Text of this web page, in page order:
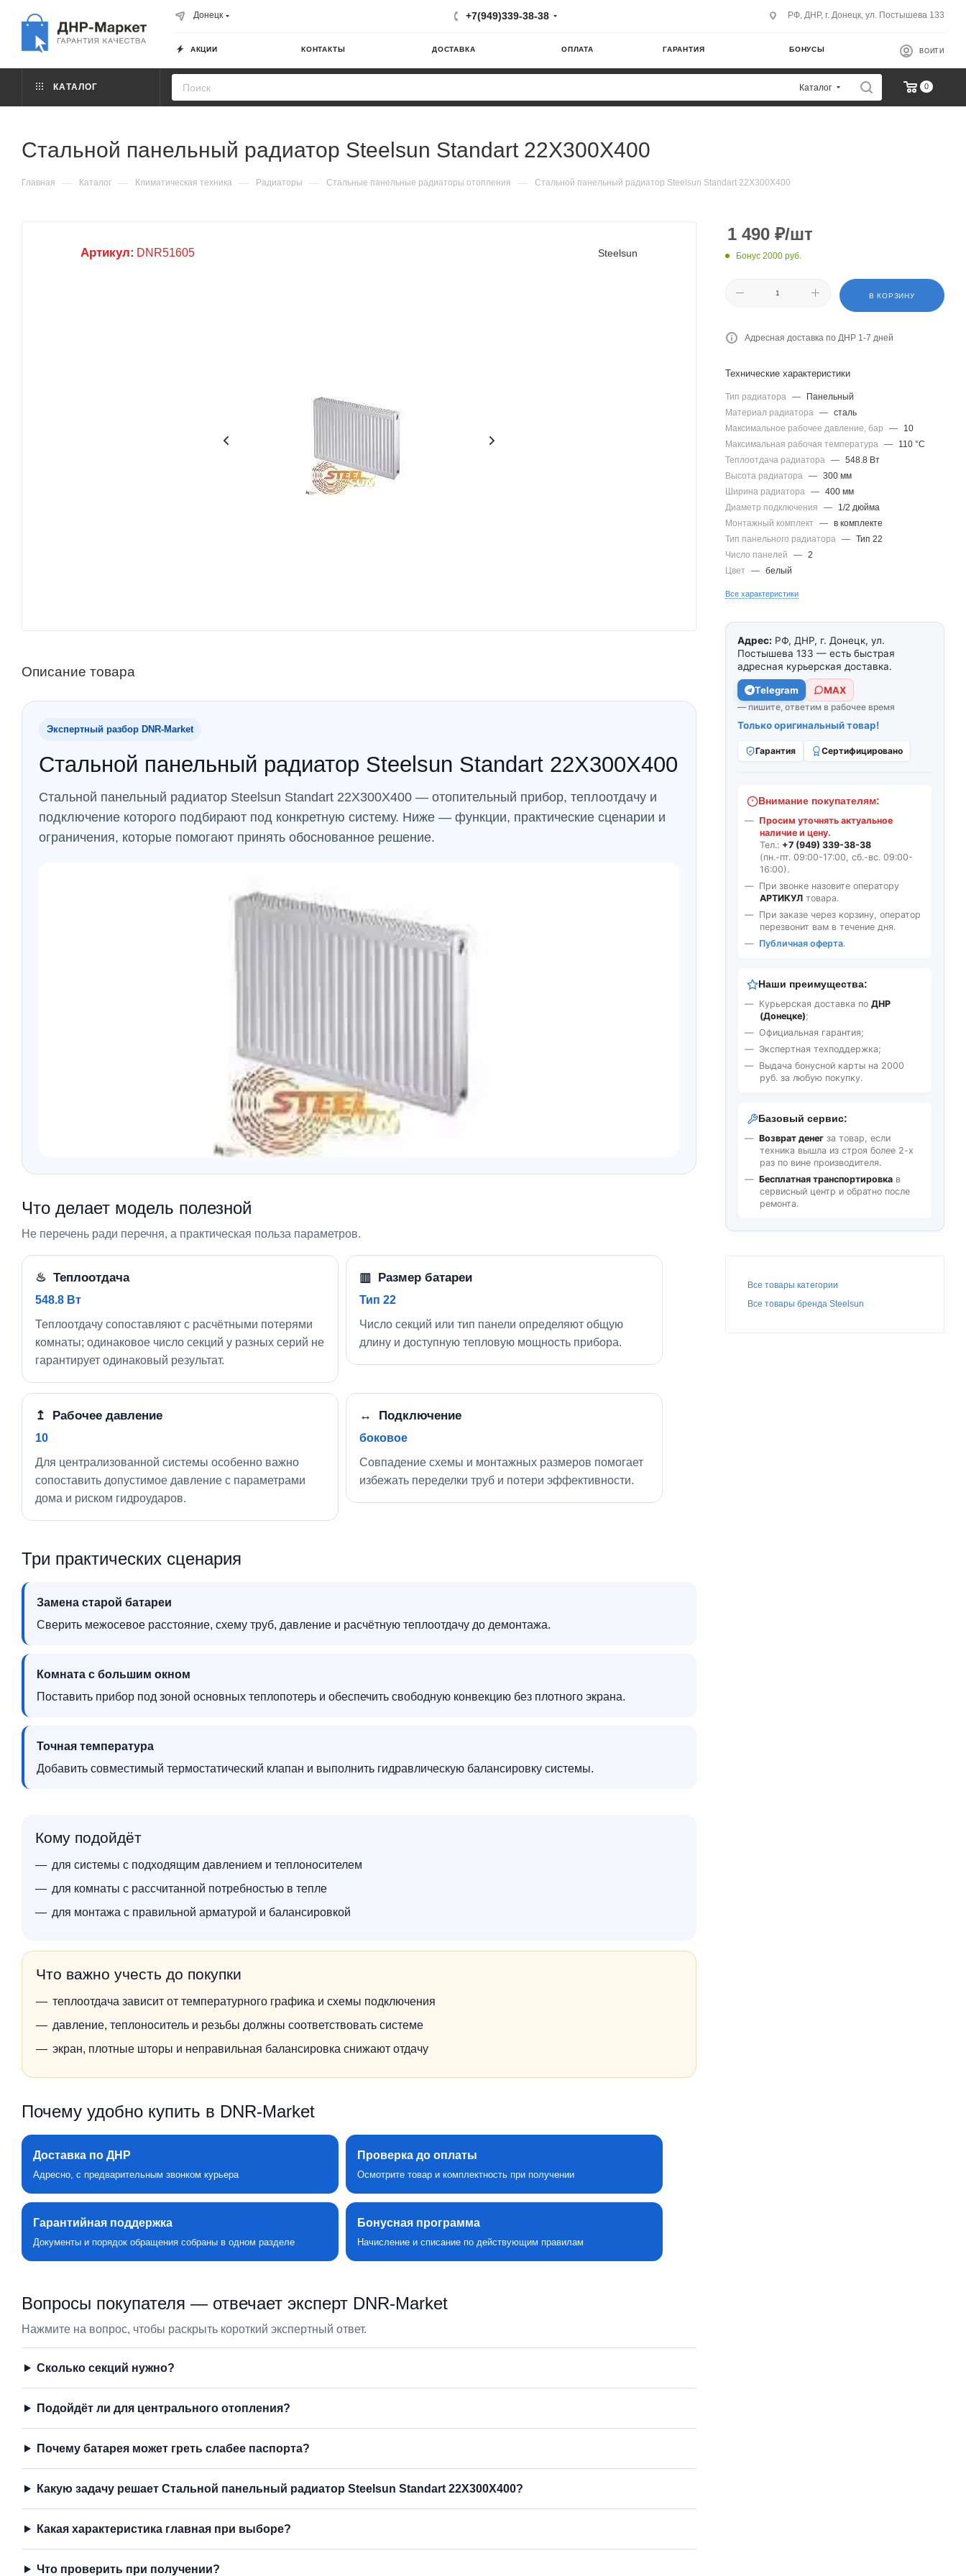
Донецк +7(949)339-38-38 РФ, ДНР, г. Донецк, ул. Постышева 133
АКЦИИ КОНТАКТЫ ДОСТАВКА ОПЛАТА ГАРАНТИЯ БОНУСЫ ВОЙТИ
КАТАЛОГ Каталог 0
Стальной панельный радиатор Steelsun Standart 22X300X400
Главная — Каталог — Климатическая техника — Радиаторы — Стальные панельные радиаторы отопления — Стальной панельный радиатор Steelsun Standart 22X300X400
Артикул: DNR51605 Steelsun
Описание товара
Экспертный разбор DNR‑Market
Стальной панельный радиатор Steelsun Standart 22X300X400
Стальной панельный радиатор Steelsun Standart 22X300X400 — отопительный прибор, теплоотдачу и
подключение которого подбирают под конкретную систему. Ниже — функции, практические сценарии и
ограничения, которые помогают принять обоснованное решение.
Что делает модель полезной
Не перечень ради перечня, а практическая польза параметров.
♨ Теплоотдача
548.8 Вт
Теплоотдачу сопоставляют с расчётными потерями
комнаты; одинаковое число секций у разных серий не
гарантирует одинаковый результат.
▥ Размер батареи
Тип 22
Число секций или тип панели определяют общую
длину и доступную тепловую мощность прибора.
↥ Рабочее давление
10
Для централизованной системы особенно важно
сопоставить допустимое давление с параметрами
дома и риском гидроударов.
↔ Подключение
боковое
Совпадение схемы и монтажных размеров помогает
избежать переделки труб и потери эффективности.
Три практических сценария
Замена старой батареи
Сверить межосевое расстояние, схему труб, давление и расчётную теплоотдачу до демонтажа.
Комната с большим окном
Поставить прибор под зоной основных теплопотерь и обеспечить свободную конвекцию без плотного экрана.
Точная температура
Добавить совместимый термостатический клапан и выполнить гидравлическую балансировку системы.
Кому подойдёт
для системы с подходящим давлением и теплоносителем
для комнаты с рассчитанной потребностью в тепле
для монтажа с правильной арматурой и балансировкой
Что важно учесть до покупки
теплоотдача зависит от температурного графика и схемы подключения
давление, теплоноситель и резьбы должны соответствовать системе
экран, плотные шторы и неправильная балансировка снижают отдачу
Почему удобно купить в DNR‑Market
Доставка по ДНР
Адресно, с предварительным звонком курьера
Проверка до оплаты
Осмотрите товар и комплектность при получении
Гарантийная поддержка
Документы и порядок обращения собраны в одном разделе
Бонусная программа
Начисление и списание по действующим правилам
Вопросы покупателя — отвечает эксперт DNR‑Market
Нажмите на вопрос, чтобы раскрыть короткий экспертный ответ.
Сколько секций нужно?
Подойдёт ли для центрального отопления?
Почему батарея может греть слабее паспорта?
Какую задачу решает Стальной панельный радиатор Steelsun Standart 22X300X400?
Какая характеристика главная при выборе?
Что проверить при получении?
1 490 ₽/шт
Бонус 2000 руб.
В КОРЗИНУ
Адресная доставка по ДНР 1-7 дней
Технические характеристики
Тип радиатора —
Панельный
Материал радиатора — сталь
Максимальное рабочее давление, бар
—
10
Максимальная рабочая температура —
110 °С
Теплоотдача радиатора — 548.8 Вт
Высота радиатора — 300 мм
Ширина радиатора — 400 мм
Диаметр подключения
—
1/2 дюйма
Монтажный комплект
— в комплекте
Тип панельного радиатора — Тип 22
Число панелей
— 2
Цвет
— белый
Все характеристики
Адрес: РФ, ДНР, г. Донецк, ул.
Постышева 133 — есть быстрая
адресная курьерская доставка.
Telegram МАХ
— пишите, ответим в рабочее время
Только оригинальный товар!
Гарантия Сертифицировано
Внимание покупателям:
Просим уточнять актуальное
наличие и цену.
Тел.: +7 (949) 339-38-38
(пн.-пт. 09:00-17:00, сб.-вс. 09:00-
16:00).
При звонке назовите оператору
АРТИКУЛ товара.
При заказе через корзину, оператор
перезвонит вам в течение дня.
Публичная оферта.
Наши преимущества:
Курьерская доставка по ДНР
(Донецке);
Официальная гарантия;
Экспертная техподдержка;
Выдача бонусной карты на 2000
руб. за любую покупку.
Базовый сервис:
Возврат денег за товар, если
техника вышла из строя более 2-х
раз по вине производителя.
Бесплатная транспортировка в
сервисный центр и обратно после
ремонта.
Все товары категории
Все товары бренда Steelsun